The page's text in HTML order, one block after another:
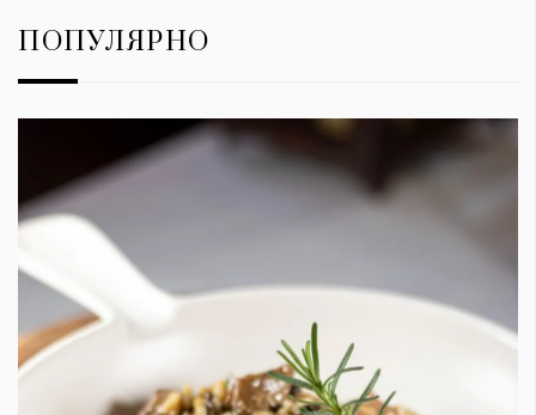
ПОПУЛЯРНО